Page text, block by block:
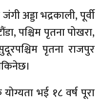
अड्डा भद्रकाली, पूर्वी
पश्चिम पृतना पोखरा,
पृतना राजपुर
भई १८ वर्ष पूरा